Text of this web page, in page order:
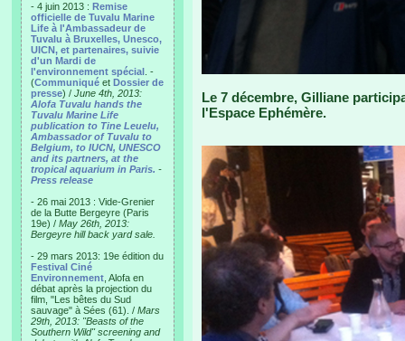
- 4 juin 2013 : Remise
officielle de Tuvalu Marine
Life à l'Ambassadeur de
Tuvalu à Bruxelles, Unesco,
UICN, et partenaires, suivie
d'un Mardi de
l'environnement spécial . -
(Communiqué et Dossier de
presse) / June 4th, 2013:
Alofa Tuvalu hands the
Tuvalu Marine Life
publication to Tine Leuelu,
Ambassador of Tuvalu to
Belgium, to IUCN, UNESCO
and its partners, at the
tropical aquarium in Paris. -
Press release
- 26 mai 2013 : Vide-Grenier
de la Butte Bergeyre (Paris
19e) / May 26th, 2013:
Bergeyre hill back yard sale.
- 29 mars 2013: 19e édition du
Festival Ciné
Environnement , Alofa en
débat après la projection du
film, "Les bêtes du Sud
sauvage" à Sées (61). / Mars
29th, 2013: "Beasts of the
Southern Wild" screening and
Le 7 décembre, Gilliane
l'Espace Ephémère.